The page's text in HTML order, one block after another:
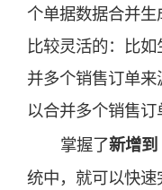
个单据数据合并
比较灵活的：比
并多个销售订单
以合并多个销售订
掌握了新增到
统中，就可以快